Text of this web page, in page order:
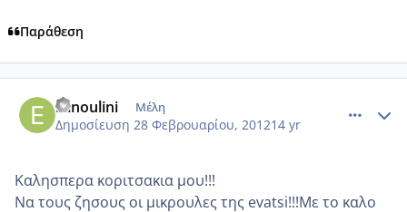
Παράθεση
Elinoulini Μέλη
Δημοσίευση 28 Φεβρουαρίου, 201214 yr
Καλησπερα κοριτσακια μου!!!
Να τους ζησους οι μικρουλες της evatsi!!!Με το καλο